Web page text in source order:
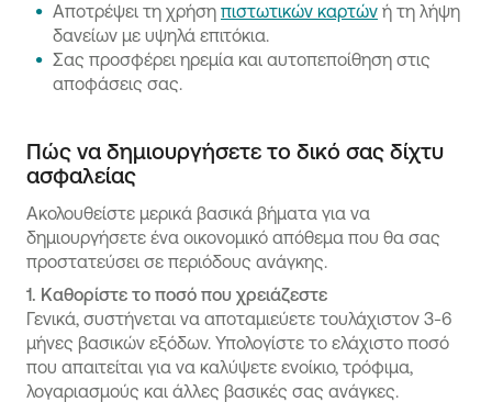
Αποτρέψει τη χρήση πιστωτικών καρτών ή τη λήψη
δανείων με υψηλά επιτόκια.
Σας προσφέρει ηρεμία και αυτοπεποίθηση στις
αποφάσεις σας.
Πώς να δημιουργήσετε το δικό σας δίχτυ
ασφαλείας
Ακολουθείστε μερικά βασικά βήματα για να
δημιουργήσετε ένα οικονομικό απόθεμα που θα σας
προστατεύσει σε περιόδους ανάγκης.
1. Καθορίστε το ποσό που χρειάζεστε
Γενικά, συστήνεται να αποταμιεύετε τουλάχιστον 3-6
μήνες βασικών εξόδων. Υπολογίστε το ελάχιστο ποσό
που απαιτείται για να καλύψετε ενοίκιο, τρόφιμα,
λογαριασμούς και άλλες βασικές σας ανάγκες.